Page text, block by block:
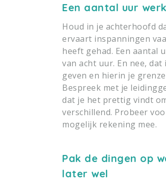
Een aantal uur
Houd in je achterhoofd
ervaart inspanningen
heeft gehad. Een aantal
van acht uur. En nee,
geven en hierin je
Bespreek met je
dat je het prettig vindt
verschillend. Probeer
mogelijk rekening mee.
Pak de dingen op
later wel